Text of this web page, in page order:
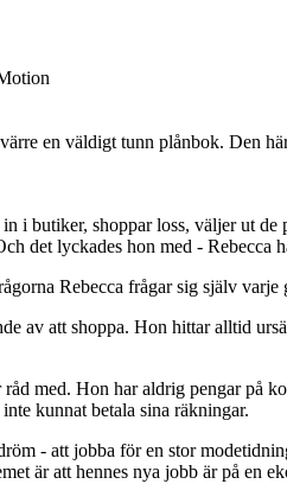
en väldigt tunn plånbok. Den
i butiker, shoppar loss, väljer ut
det lyckades hon med - Rebecca
Rebecca frågar sig själv
av att shoppa. Hon hittar alltid
med. Hon har aldrig pengar
kunnat betala sina räkningar.
- att jobba för en stor
är att hennes nya jobb är på en